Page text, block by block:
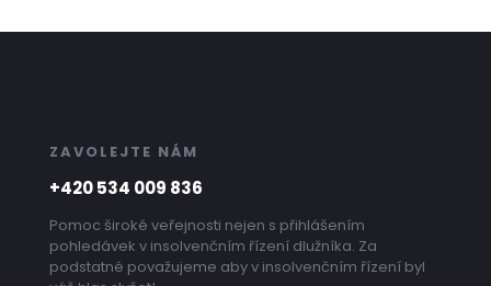
ZAVOLEJTE NÁM
+420 534 009 836
Pomoc široké veřejnosti nejen s přihlášením
pohledávek v insolvenčním řízení dlužníka. Za
podstatné považujeme aby v insolvenčním řízení byl